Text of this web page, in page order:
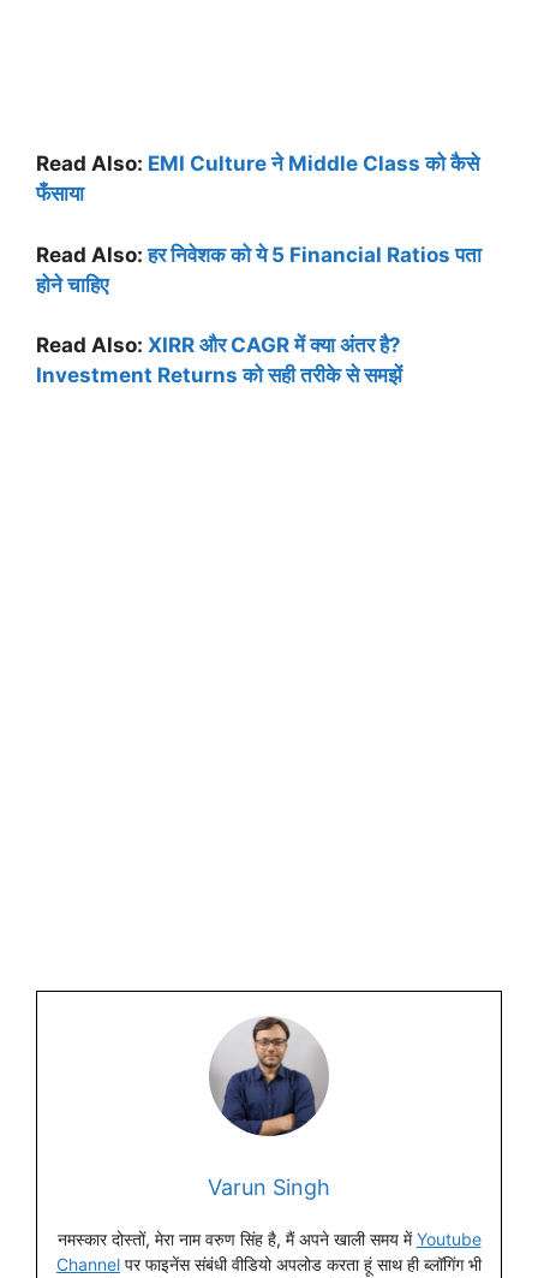
Read Also: EMI Culture ने Middle Class को कैसे
फँसाया
Read Also:हर निवेशक को ये 5 Financial Ratios पता
होने चाहिए
Read Also: XIRR और CAGR में क्या अंतर है?
Investment Returns को सही तरीके से समझें
Varun Singh
नमस्कार दोस्तों, मेरा नाम वरुण सिंह है, मैं अपने खाली समय मेंYoutube
Channel पर फाइनेंस संबंधी वीडियो अपलोड करता हूं साथ ही ब्लॉगिंग भी